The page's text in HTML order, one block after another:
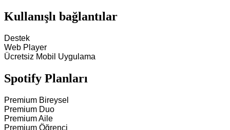
Kullanışlı bağlantılar
Destek
Web Player
Ücretsiz Mobil Uygulama
Spotify Planları
Premium Bireysel
Premium Duo
Premium Aile
Premium Öğrenci